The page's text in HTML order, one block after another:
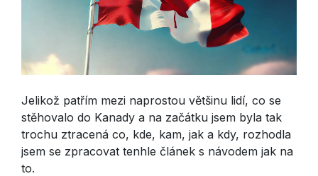
Jelikož patřím mezi naprostou většinu lidí, co se
stěhovalo do Kanady a na začátku jsem byla tak
trochu ztracená co, kde, kam, jak a kdy, rozhodla
jsem se zpracovat tenhle článek s návodem jak na
to.